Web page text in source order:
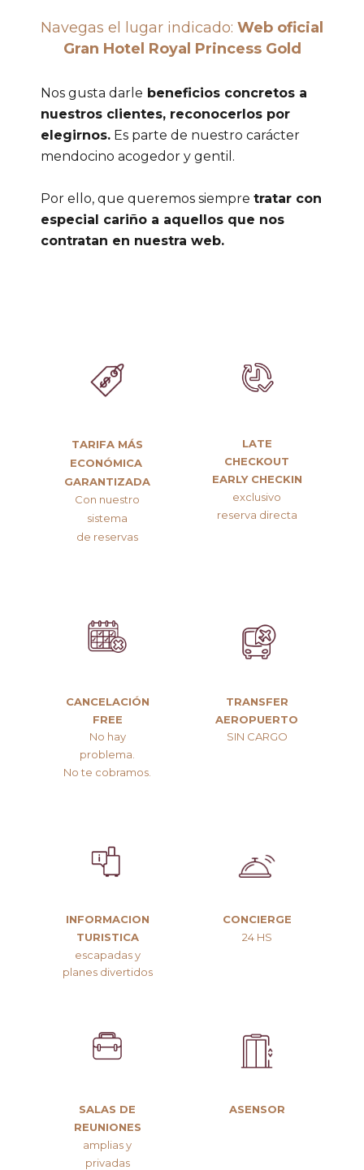
Navegas el lugar indicado: Web oficial
Gran Hotel Royal Princess Gold
Nos gusta darle beneficios concretos a
nuestros clientes, reconocerlos por
elegirnos. Es parte de nuestro carácter
mendocino acogedor y gentil.
Por ello, que queremos siempre tratar con
especial cariño a aquellos que nos
contratan en nuestra web.
LATE
CHECKOUT
EARLY CHECKIN
exclusivo
reserva directa
CANCELACIÓN
FREE
No hay
problema.
No te cobramos.
TRANSFER
AEROPUERTO
SIN CARGO
INFORMACION
TURISTICA
escapadas y
planes divertidos
CONCIERGE
24 HS
ASENSOR
SALAS DE
REUNIONES
amplias y
privadas
TARIFA MÁS
ECONÓMICA
GARANTIZADA
Con nuestro
sistema
de reservas